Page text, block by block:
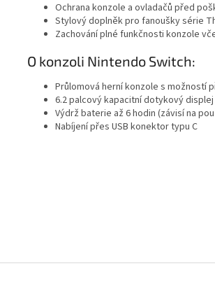
Ochrana konzole a ovladačů před
Stylový doplněk pro fanoušky série
Zachování plné funkčnosti konzole
O konzoli Nintendo Switch:
Průlomová herní konzole s možností
6.2 palcový kapacitní dotykový displej
Výdrž baterie až 6 hodin (závisí na
Nabíjení přes USB konektor typu C